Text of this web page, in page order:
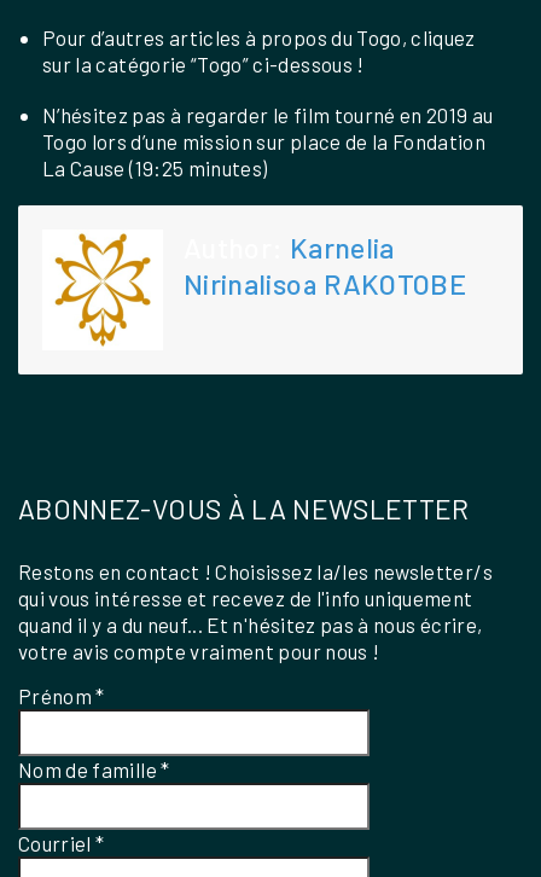
Pour d’autres articles à propos du Togo, cliquez
sur la catégorie “Togo” ci-dessous !
N’hésitez pas à regarder le film tourné en 2019 au
Togo lors d’une mission sur place de la Fondation
La Cause (19:25 minutes)
Karnelia
Nirinalisoa RAKOTOBE
ABONNEZ-VOUS À LA NEWSLETTER
Restons en contact ! Choisissez la/les newsletter/s
qui vous intéresse et recevez de l'info uniquement
quand il y a du neuf... Et n'hésitez pas à nous écrire,
votre avis compte vraiment pour nous !
Prénom*
Nom de famille*
Courriel*